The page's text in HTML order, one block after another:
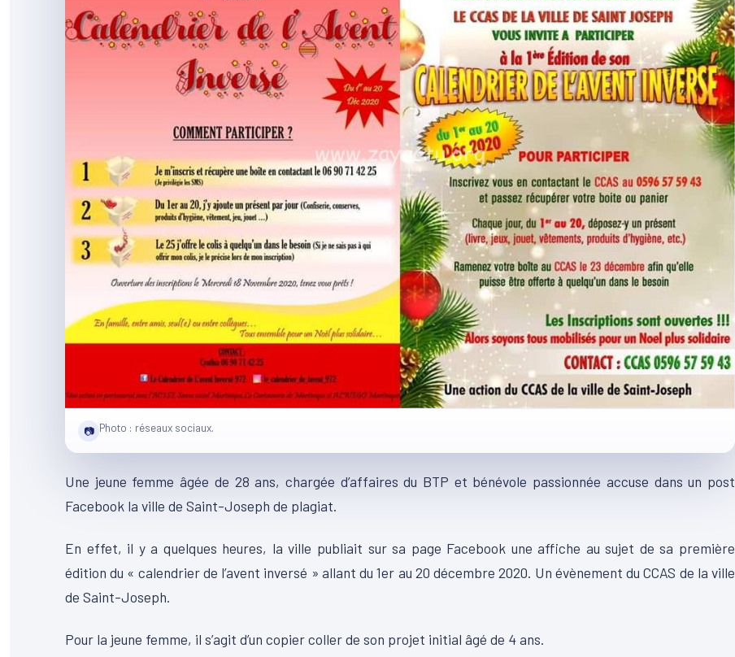
📷 Photo : réseaux sociaux.
Une jeune femme âgée de 28 ans, chargée d’affaires du BTP et bénévole passionnée accuse dans un post
Facebook la ville de Saint-Joseph de plagiat.
En effet, il y a quelques heures, la ville publiait sur sa page Facebook une affiche au sujet de sa première
édition du « calendrier de l’avent inversé » allant du 1er au 20 décembre 2020. Un évènement du CCAS de la ville
de Saint-Joseph.
Pour la jeune femme, il s’agit d’un copier coller de son projet initial âgé de 4 ans.